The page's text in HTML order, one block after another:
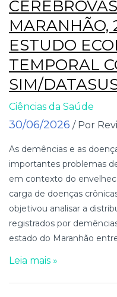
MARANHÃO,
ESTUDO
TEMPORAL
SIM/
Ciências da Saúde
30/06/2026 / Por
As demências e as
importantes problemas
em contexto do
carga de doenças
objetivou analisar a
registrados por
estado do Maranhão
Leia mais »